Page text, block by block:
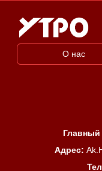
О нас
Главный
Адрес: